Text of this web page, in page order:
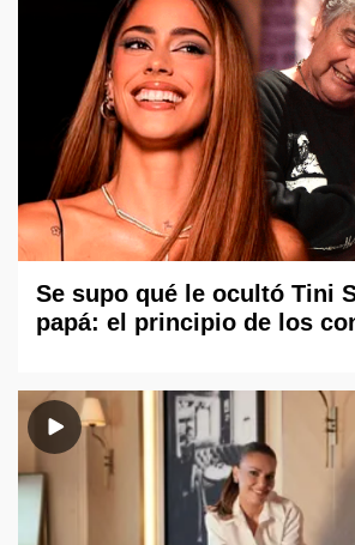
Se supo qué le ocultó Tini
papá: el principio de los